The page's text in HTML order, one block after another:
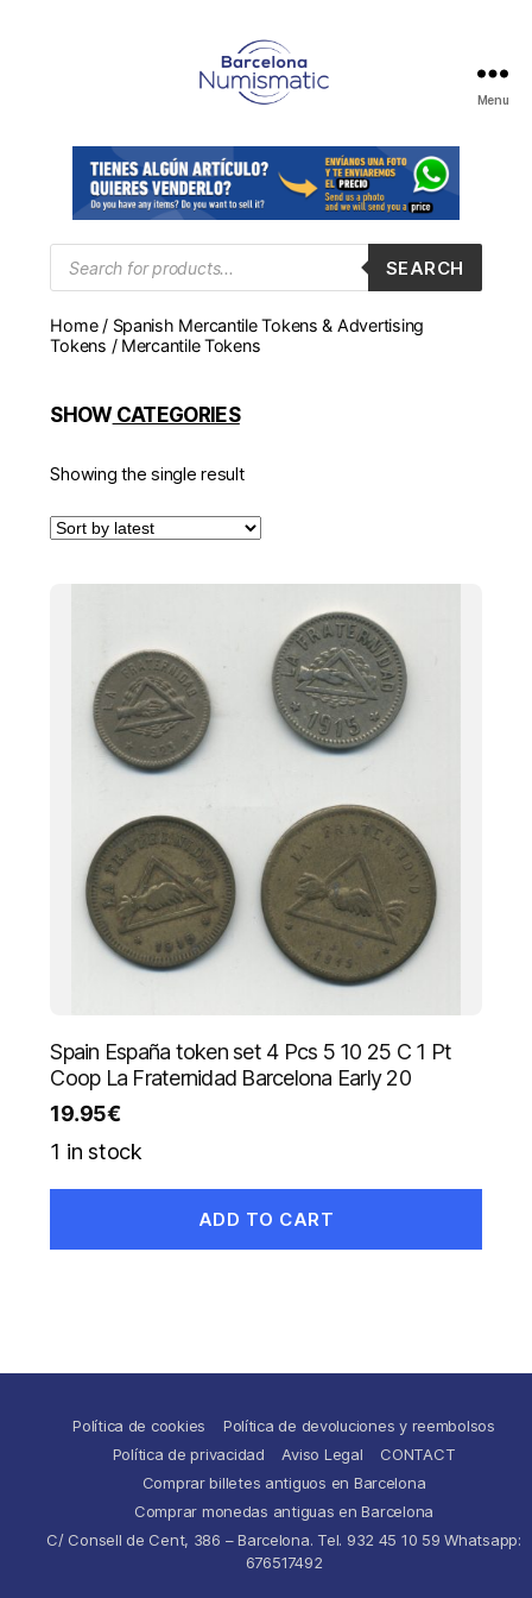
en
Barcelona
para
comprar
y
monedas,
Menu
search
SEARCH
Home/ Spanish Mercantile Tokens & Advertising
Tokens / Mercantile Tokens
SHOWCATEGORIES
Showing the single result
Spain España token set 4 Pcs 5 10 25 C 1 Pt
Coop La Fraternidad Barcelona Early 20
19.95€
1 in stock
ADD TO CART
Política de cookies
Política de devoluciones y reembolsos
Política de privacidad
Aviso Legal
CONTACT
Comprar billetes antiguos en Barcelona
Comprar monedas antiguas en Barcelona
C/ Consell de Cent, 386 – Barcelona. Tel. 932 45 10 59 Whatsapp:
676517492